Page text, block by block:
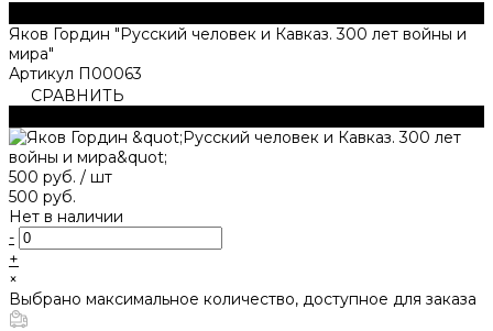
Яков Гордин "Русский человек и Кавказ. 300 лет войны и
мира"
Артикул П00063
СРАВНИТЬ
500 руб. / шт
500 руб.
Нет в наличии
-
+
×
Выбрано максимальное количество, доступное для заказа